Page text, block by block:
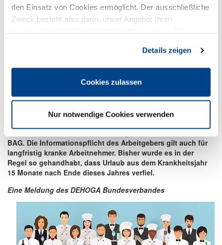
den Einsatz von Cookies ermöglicht. Der ausschließliche
Zweck besteht also darin, unser Angebot Ihren
Details zeigen
Cookies zulassen
Nur notwendige Cookies verwenden
Analog zu einer Entscheidung des Europäischen
Gerichtshofs aus September 2022 verpflichtet auch das
Bundesarbeitsgericht die Arbeitgeber zu einer aktiven
möglichen Verfall von Urlaubsansprüchen. Erfüllt der
Arbeitgeber diese Hinweispflichten nicht, können
Urlaubsansprüche unbegrenzt über viele Jahre angesammelt
Eine dreijährige Verjährungsfrist beginne "erst am Ende des
Kalenderjahres, in dem der Arbeitgeber den Arbeitnehmer
über seinen konkreten Urlaubsanspruch und die
BAG. Die Informationspflicht des Arbeitgebers gilt auch für
langfristig kranke Arbeitnehmer. Bisher wurde es in der
Regel so gehandhabt, dass Urlaub aus dem Krankheitsjahr
15 Monate nach Ende dieses Jahres verfiel.
Eine Meldung des DEHOGA Bundesverbandes